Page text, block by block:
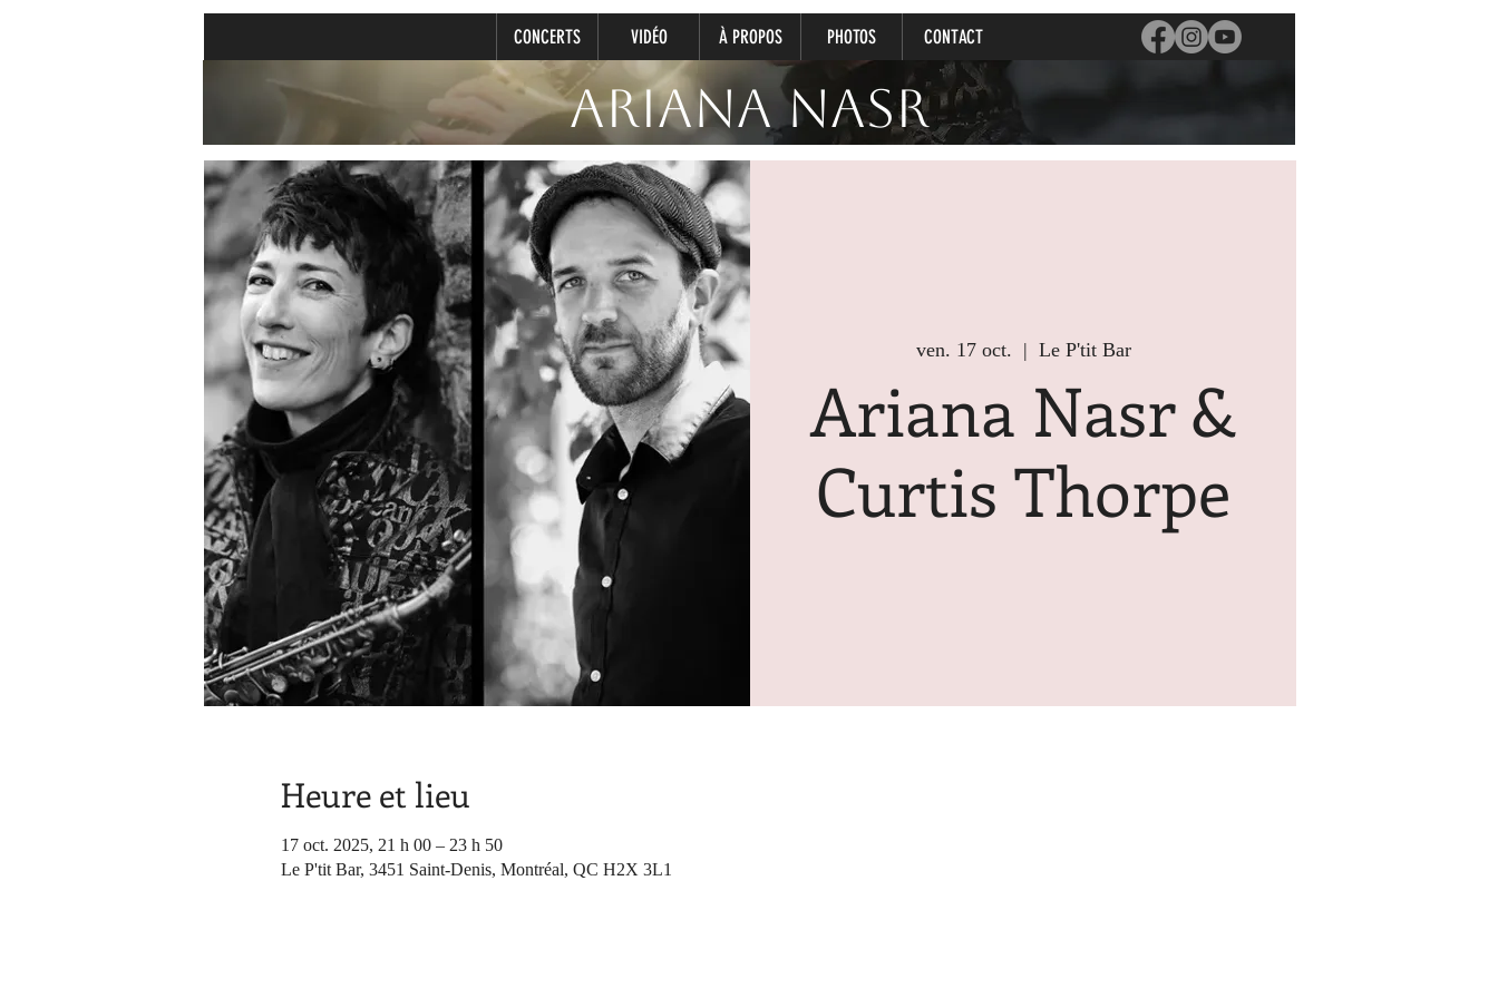
CONCERTS VIDÉO À PROPOS PHOTOS CONTACT
Ariana Nasr
ven. 17 oct.
  |
Le P'tit Bar
Ariana Nasr &
Curtis Thorpe
Heure et lieu
17 oct. 2025, 21 h 00 – 23 h 50
Le P'tit Bar, 3451 Saint-Denis, Montréal, QC H2X 3L1